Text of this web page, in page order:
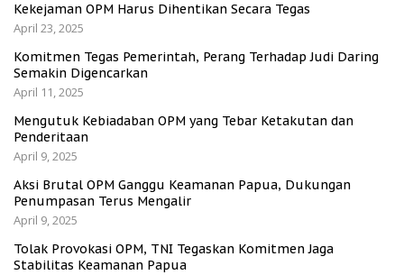
Kekejaman OPM Harus Dihentikan Secara Tegas
April 23, 2025
Komitmen Tegas Pemerintah, Perang Terhadap Judi Daring
Semakin Digencarkan
April 11, 2025
Mengutuk Kebiadaban OPM yang Tebar Ketakutan dan
Penderitaan
April 9, 2025
Aksi Brutal OPM Ganggu Keamanan Papua, Dukungan
Penumpasan Terus Mengalir
April 9, 2025
Tolak Provokasi OPM, TNI Tegaskan Komitmen Jaga
Stabilitas Keamanan Papua